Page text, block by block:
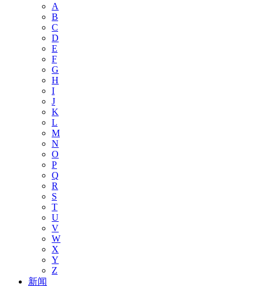
A
B
C
D
E
F
G
H
I
J
K
L
M
N
O
P
Q
R
S
T
U
V
W
X
Y
Z
新闻